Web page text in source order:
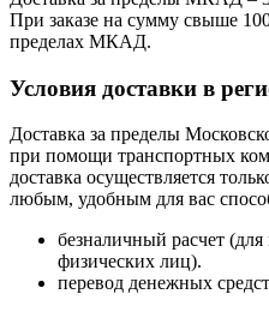
При заказе на сумму свыше
пределах МКАД.
Условия доставки в
Доставка за пределы
при помощи транспортных
доставка осуществляется
любым, удобным для вас
безналичный расчет
физических лиц).
перевод денежных